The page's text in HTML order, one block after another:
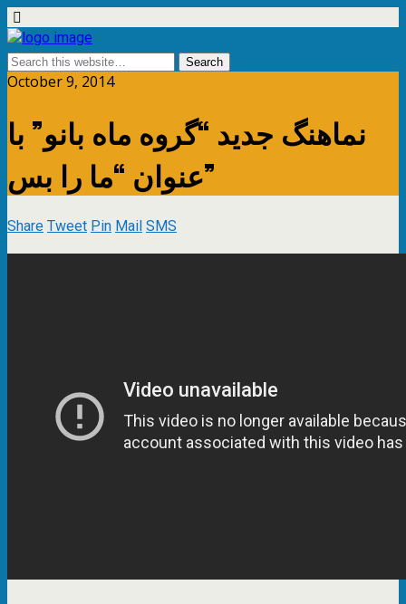
October 9, 2014
نماهنگ جدید “گروه ماه بانو” با
عنوان “ما را بس”
ShareTweetPinMailSMS